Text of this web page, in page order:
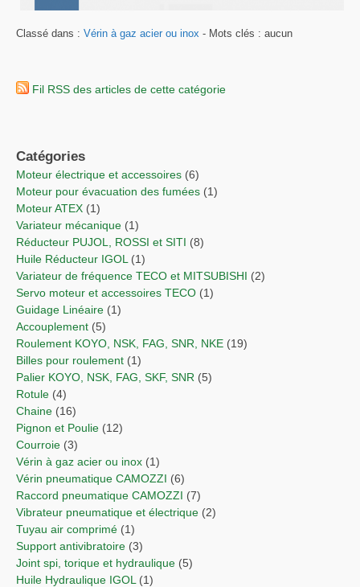
Classé dans : Vérin à gaz acier ou inox - Mots clés : aucun
Fil RSS des articles de cette catégorie
Catégories
Moteur électrique et accessoires (6)
Moteur pour évacuation des fumées (1)
Moteur ATEX (1)
Variateur mécanique (1)
Réducteur PUJOL, ROSSI et SITI (8)
Huile Réducteur IGOL (1)
Variateur de fréquence TECO et MITSUBISHI (2)
Servo moteur et accessoires TECO (1)
Guidage Linéaire (1)
Accouplement (5)
Roulement KOYO, NSK, FAG, SNR, NKE (19)
Billes pour roulement (1)
Palier KOYO, NSK, FAG, SKF, SNR (5)
Rotule (4)
Chaine (16)
Pignon et Poulie (12)
Courroie (3)
Vérin à gaz acier ou inox (1)
Vérin pneumatique CAMOZZI (6)
Raccord pneumatique CAMOZZI (7)
Vibrateur pneumatique et électrique (2)
Tuyau air comprimé (1)
Support antivibratoire (3)
Joint spi, torique et hydraulique (5)
Huile Hydraulique IGOL (1)